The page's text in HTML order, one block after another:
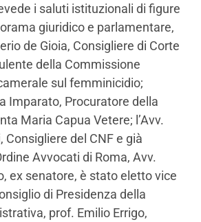
i saluti istituzionali di figure
giuridico e parlamentare,
de Gioia, Consigliere di Corte
della Commissione
sul femminicidio;
Imparato, Procuratore della
Maria Capua Vetere; l’Avv.
Consigliere del CNF e già
Avvocati di Roma, Avv.
ex senatore, è stato eletto vice
di Presidenza della
prof. Emilio Errigo,